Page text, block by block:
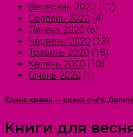
Вересень 2020 (11)
Серпень 2020 (4)
Липень 2020 (6)
Червень 2020 (13)
Травень 2020 (18)
Квітень 2020 (10)
Січень 2020 (1)
Єдина країна — єдина сім’я,
Книги для